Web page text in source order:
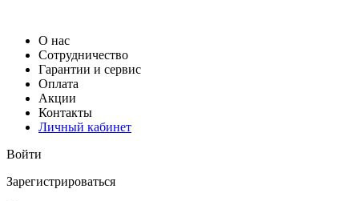
О нас
Сотрудничество
Гарантии и сервис
Оплата
Акции
Контакты
Личный кабинет
Войти
Зарегистрироваться